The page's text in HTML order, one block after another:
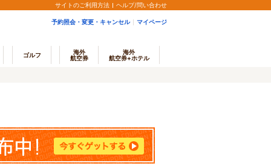
サイトのご利用方法 ヘルプ/問い合わせ
予約照会・変更・キャンセル マイページ
ゴルフ
海外
航空券
海外
航空券+ホテル